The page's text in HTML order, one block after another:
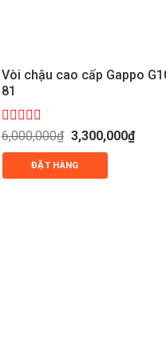
Vòi chậu cao cấp Gappo
81
Được
6,000,000₫ Giá
gốc
là:
6,000,000₫.
3,300,000₫Giá
hiện
ĐẶT HÀNG